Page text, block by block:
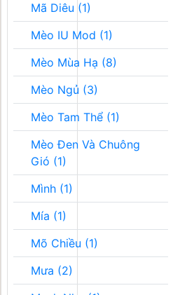
Mã Diêu (1)
Mèo IU Mod (1)
Mèo Mùa Hạ (8)
Mèo Ngủ (3)
Mèo Tam Thể (1)
Mèo Đen Và Chuông
Gió (1)
Mình (1)
Mía (1)
Mõ Chiều (1)
Mưa (2)